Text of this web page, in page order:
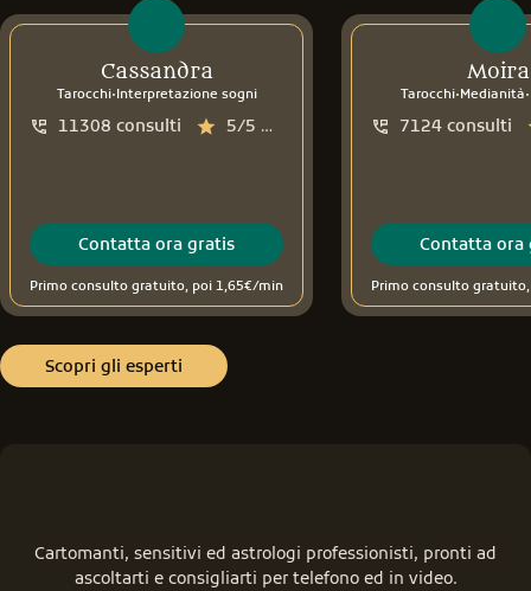
Cassandra
Tarocchi.Interpretazione sogni
5/5 media recensioni
11308 consulti
Contatta ora gratis
Primo consulto gratuito, poi 1,65€/min
Moira
Tarocchi.Medianità.
7124 consulti
Contatta ora
Primo consulto
Scopri gli esperti
Cartomanti, sensitivi ed astrologi professionisti, pronti ad
ascoltarti e consigliarti per telefono ed in video.